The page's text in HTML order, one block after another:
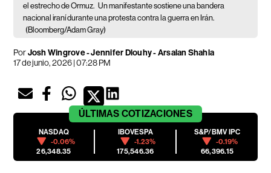
el estrecho de Ormuz. Un manifestante sostiene una bandera
nacional iraní durante una protesta contra la guerra en Irán.
(Bloomberg/Adam Gray)
PorJosh Wingrove - Jennifer Dlouhy - Arsalan Shahla
17 de junio, 2026 | 07:28 PM
ÚLTIMAS COTIZACIONES
NASDAQ
-0.06%
26,348.35
IBOVESPA
-1.23%
175,546.36
S&P/BMV IPC
-0.19%
66,396.15